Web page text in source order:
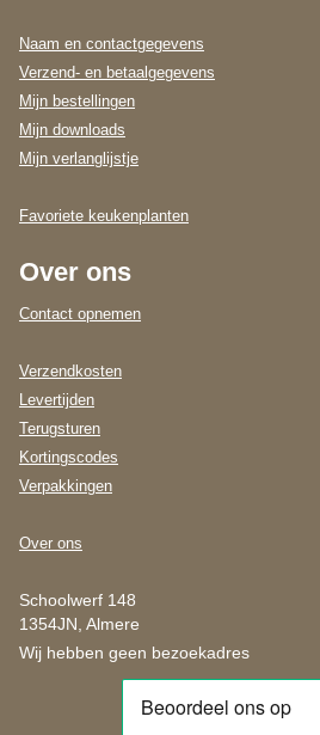
Naam en contactgegevens
Verzend- en betaalgegevens
Mijn bestellingen
Mijn downloads
Mijn verlanglijstje
Favoriete keukenplanten
Over ons
Contact opnemen
Verzendkosten
Levertijden
Terugsturen
Kortingscodes
Verpakkingen
Over ons
Schoolwerf 148
1354JN, Almere
Wij hebben geen bezoekadres